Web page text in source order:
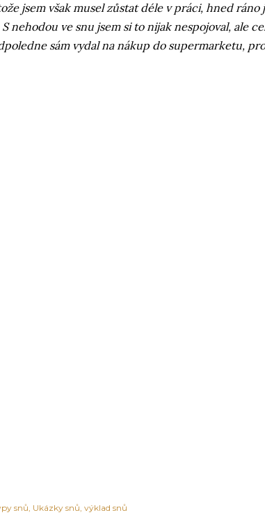
jsem však musel zůstat déle v práci, hned ráno
nehodou ve snu jsem si to nijak nespojoval, ale
sám vydal na nákup do supermarketu,
snů Ukázky snů výklad snů